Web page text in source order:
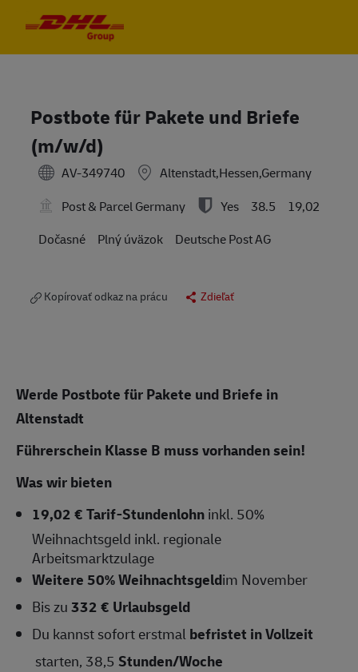
Postbote für Pakete und Briefe
(m/w/d)
AV-349740
Altenstadt,Hessen,Germany
Post & Parcel Germany
Yes 38.5
19,02
Dočasné
Plný úväzok Deutsche Post AG
Kopírovať odkaz na prácu Zdieľať
Werde Postbote für Pakete und Briefe in
Altenstadt
Führerschein Klasse B muss vorhanden sein!
Was wir bieten
19,02 € Tarif-Stundenlohninkl. 50%
Weihnachtsgeld inkl. regionale
Arbeitsmarktzulage
Weitere 50% Weihnachtsgeldim November
Bis zu332 € Urlaubsgeld
Du kannst sofort erstmalbefristet in Vollzeit
starten, 38,5 Stunden/Woche